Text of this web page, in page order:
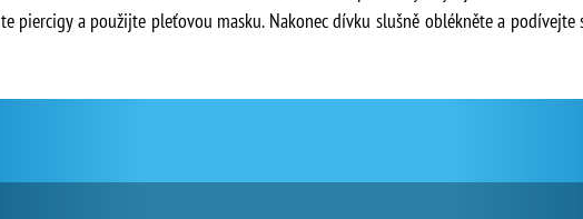
piercigy a použijte pleťovou masku. Nakonec dívku slušně oblékněte a podívejte